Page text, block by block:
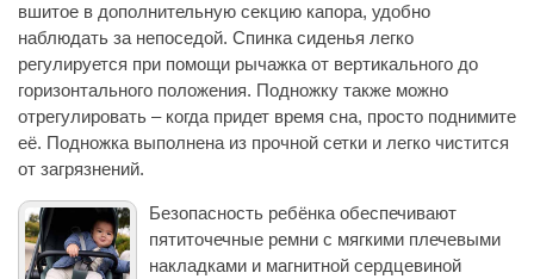
вшитое в дополнительную секцию капора, удобно
наблюдать за непоседой. Спинка сиденья легко
регулируется при помощи рычажка от вертикального до
горизонтального положения. Подножку также можно
отрегулировать – когда придет время сна, просто поднимите
её. Подножка выполнена из прочной сетки и легко чистится
от загрязнений.
Безопасность ребёнка обеспечивают
пятиточечные ремни с мягкими плечевыми
накладками и магнитной сердцевиной